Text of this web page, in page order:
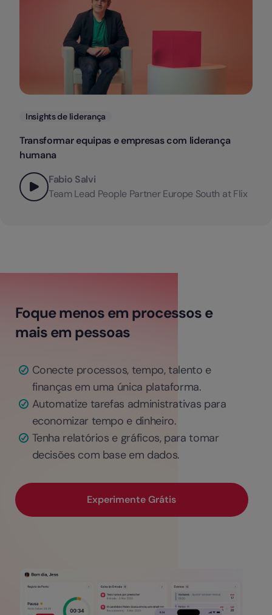
Categorias
Insights de liderança
Transformar equipas e empresas com liderança
humana
Fabio Salvi
Team Lead People Partner Europe South at Flix
Foque menos em processos e
mais em pessoas
Conecte processos, tempo, talento e
finanças em uma única plataforma.
Automatize tarefas administrativas para
economizar tempo e dinheiro.
Tenha relatórios e gráficos, para tomar
decisões com base em dados.
Experimente Grátis